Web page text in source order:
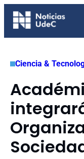
Saltar
Ciencia &